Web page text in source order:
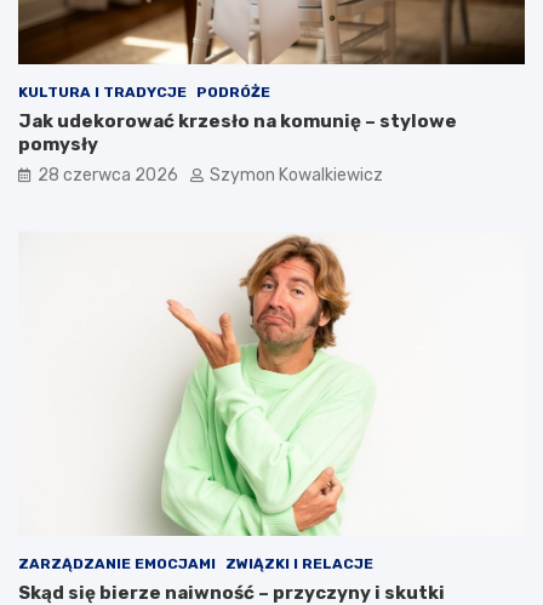
KULTURA I TRADYCJE PODRÓŻE
Jak udekorować krzesło na komunię – stylowe
pomysły
28 czerwca 2026 Szymon Kowalkiewicz
ZARZĄDZANIE EMOCJAMI ZWIĄZKI I RELACJE
Skąd się bierze naiwność – przyczyny i skutki